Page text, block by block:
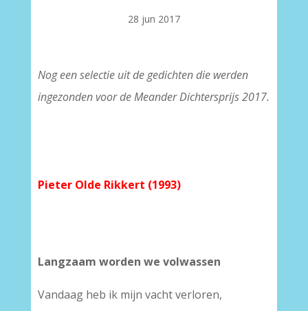
28 jun 2017
Nog een selectie uit de gedichten die werden
ingezonden voor de Meander Dichtersprijs 2017.
Pieter Olde Rikkert (1993)
Langzaam worden we volwassen
Vandaag heb ik mijn vacht verloren,